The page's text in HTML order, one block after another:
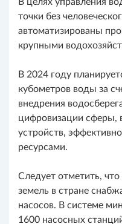
точки без
автоматизированы
крупными
В 2024 году
кубометров воды за
внедрения
цифровизации сферы,
устройств,
ресурсами.
Следует отметить,
земель в стране
насосов. В системе
1600 насосных